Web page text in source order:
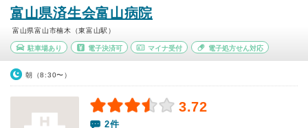
富山県済生会富山病院
富山県富山市楠木（東富山駅）
駐車場あり 電子決済可 マイナ受付 電子処方せん対応
朝（8:30〜）
3.72
2件